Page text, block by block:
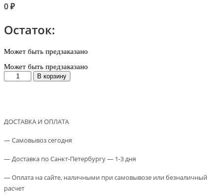
0₽
Остаток:
Может быть предзаказано
Может быть предзаказано
Количество
товара
HL-
L2300/2340/2360/2365/2500/2520/2540/2560/2700/2720/2740
DR-
2335/630
Green
В корзину
ДОСТАВКА И ОПЛАТА
— Самовывоз сегодня
— Доставка по Санкт-Петербургу — 1-3 дня
— Оплата на сайте, наличными при самовывозе или безналичный
расчет